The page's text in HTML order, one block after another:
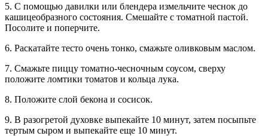
5. С помощью давилки или блендера измельчите чеснок до
кашицеобразного состояния. Смешайте с томатной пастой.
Посолите и поперчите.
6. Раскатайте тесто очень тонко, смажьте оливковым маслом.
7. Смажьте пиццу томатно-чесночным соусом, сверху
положите ломтики томатов и кольца лука.
8. Положите слой бекона и сосисок.
9. В разогретой духовке выпекайте 10 минут, затем посыпьте
тертым сыром и выпекайте еще 10 минут.